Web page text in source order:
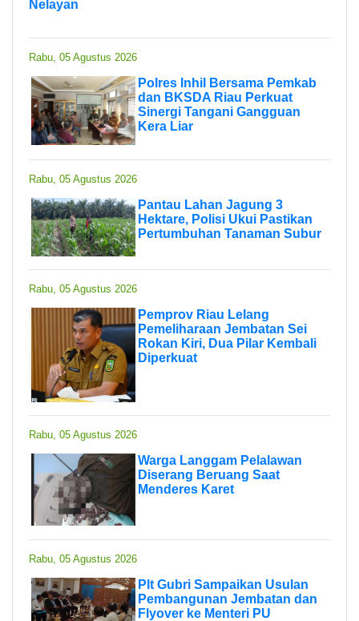
Nelayan
Rabu, 05 Agustus 2026
Polres Inhil Bersama Pemkab
dan BKSDA Riau Perkuat
Sinergi Tangani Gangguan
Kera Liar
Rabu, 05 Agustus 2026
Pantau Lahan Jagung 3
Hektare, Polisi Ukui Pastikan
Pertumbuhan Tanaman Subur
Rabu, 05 Agustus 2026
Pemprov Riau Lelang
Pemeliharaan Jembatan Sei
Rokan Kiri, Dua Pilar Kembali
Diperkuat
Rabu, 05 Agustus 2026
Warga Langgam Pelalawan
Diserang Beruang Saat
Menderes Karet
Rabu, 05 Agustus 2026
Plt Gubri Sampaikan Usulan
Pembangunan Jembatan dan
Flyover ke Menteri PU